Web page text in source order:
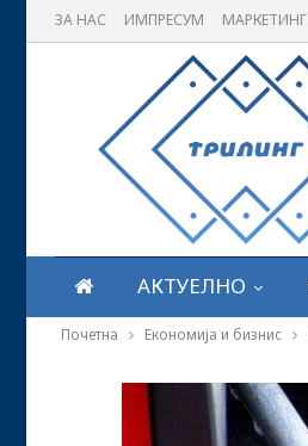
ЗА НАС ИМПРЕСУМ МАРКЕТИНГ
АКТУЕЛНО
Почетна Економија и бизнис